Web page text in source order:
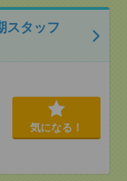
スタッフ
気になる！